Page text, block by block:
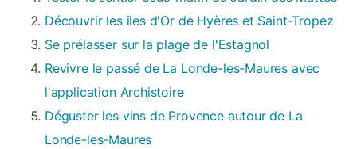
Découvrir les îles d'Or de Hyères et Saint-Tropez
Se prélasser sur la plage de l'Estagnol
Revivre le passé de La Londe-les-Maures avec
l'application Archistoire
Déguster les vins de Provence autour de La
Londe-les-Maures